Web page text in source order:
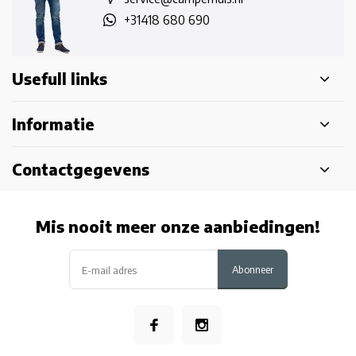
+31418 680 690
Usefull links
Informatie
Contactgegevens
Mis nooit meer onze aanbiedingen!
Abonneer